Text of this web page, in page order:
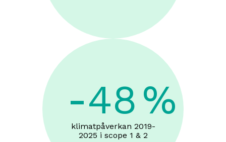
-48%
klimatpåverkan 2019-
2025 i scope 1 & 2